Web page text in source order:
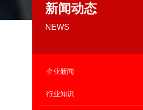
新闻动态
NEWS
企业新闻
行业知识